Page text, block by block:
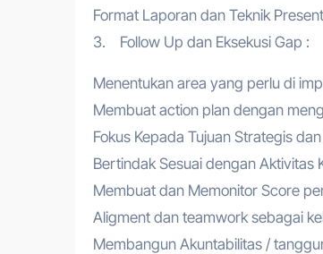
Format Laporan dan Teknik
3. Follow Up dan Eksekusi Gap :
Menentukan area yang perlu di
Membuat action plan dengan
Fokus Kepada Tujuan Strategis
Bertindak Sesuai dengan Aktivitas
Membuat dan Memonitor Score
Aligment dan teamwork sebagai
Membangun Akuntabilitas /